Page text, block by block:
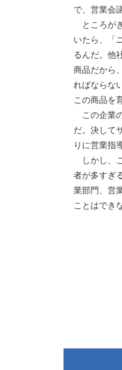
で、営業会
ところが
いたら、「
るんだ。他
商品だから
ればならな
この商品を
この企業
だ。決して
りに営業指
しかし、
者が多すぎ
業部門、営
ことはでき